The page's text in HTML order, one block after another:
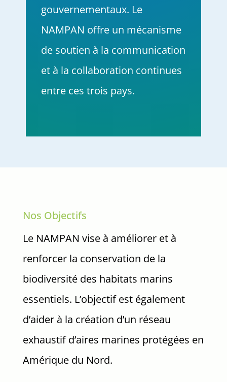
gouvernementaux. Le
NAMPAN offre un mécanisme
de soutien à la communication
et à la collaboration continues
entre ces trois pays.
Nos Objectifs
Le NAMPAN vise à améliorer et à
renforcer la conservation de la
biodiversité des habitats marins
essentiels. L’objectif est également
d’aider à la création d’un réseau
exhaustif d’aires marines protégées en
Amérique du Nord.